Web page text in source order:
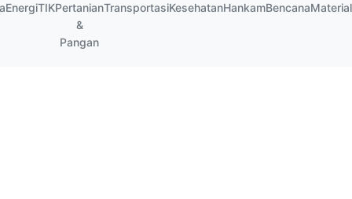
EnergiTIKPertanian
&
Pangan
TransportasiKesehatanHankamBencanaMaterial